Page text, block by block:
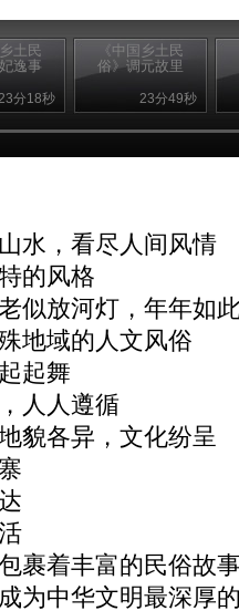
土民
逸事
分18秒
《中国乡土民
俗》调元故里
23分49秒
水，看尽人间风情
的风格
似放河灯，年年如
地域的人文风俗
起舞
人人遵循
貌各异，文化纷呈
裹着丰富的民俗故
为中华文明最深厚